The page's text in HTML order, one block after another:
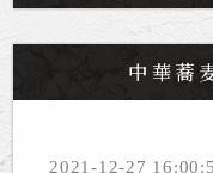
中華蕎
2021-12-27